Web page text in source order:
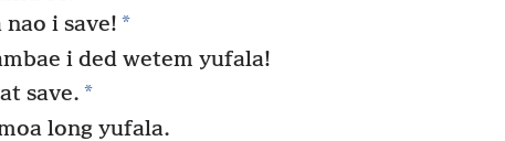
i save! *
i ded wetem yufala!
save. *
long yufala.